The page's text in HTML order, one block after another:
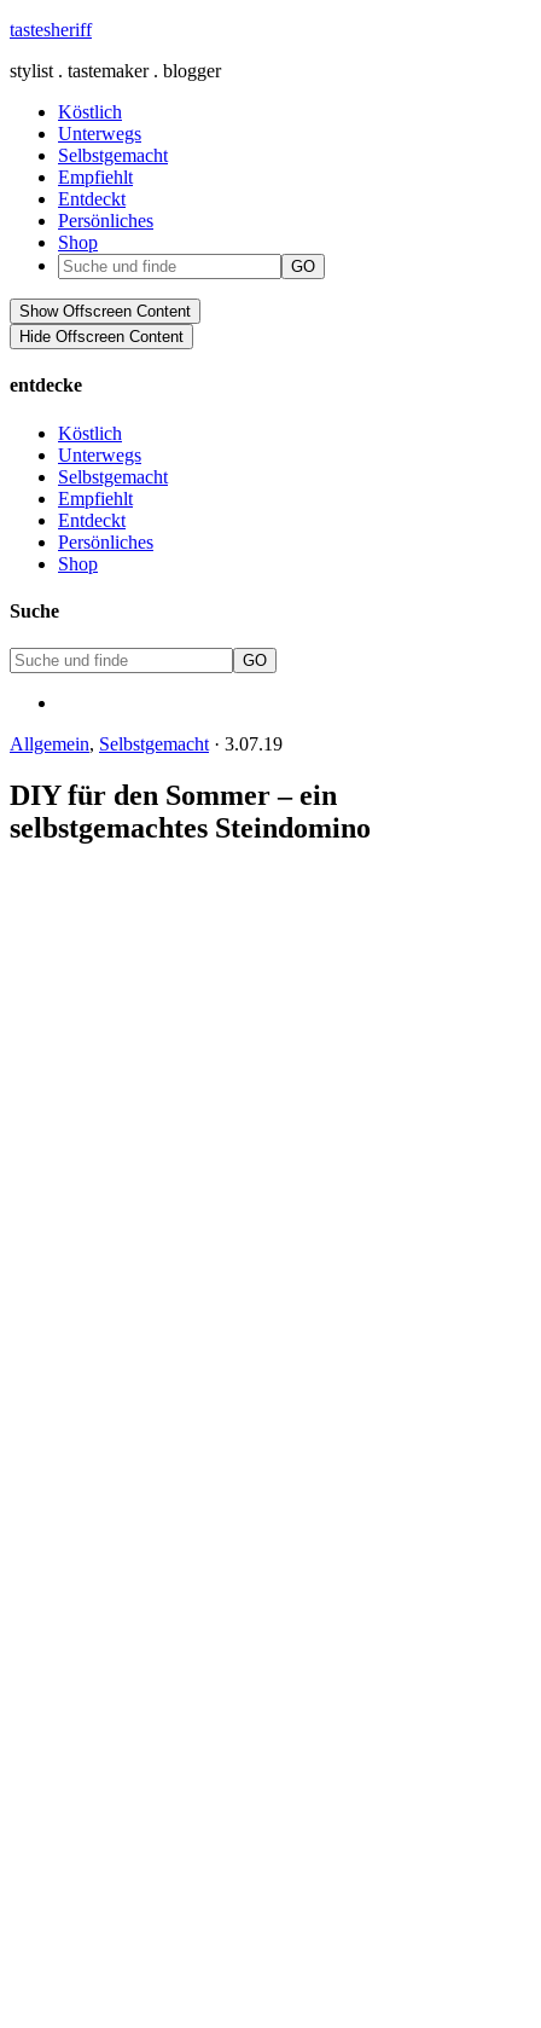
tastesheriff
stylist . tastemaker . blogger
Köstlich
Unterwegs
Selbstgemacht
Empfiehlt
Entdeckt
Persönliches
Shop
Show Offscreen Content
Hide Offscreen Content
entdecke
Köstlich
Unterwegs
Selbstgemacht
Empfiehlt
Entdeckt
Persönliches
Shop
Suche
Allgemein, Selbstgemacht · 3.07.19
DIY für den Sommer – ein
selbstgemachtes Steindomino